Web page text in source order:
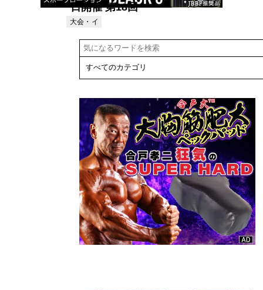
日開催 第18回
関東クラス別
手権、関東女
子クラス別フ
ィジーク選手
大会・イ